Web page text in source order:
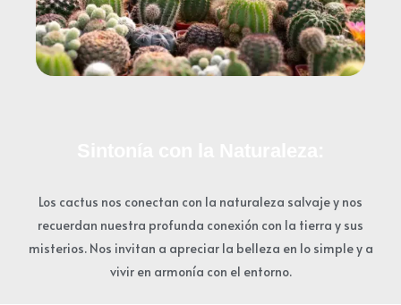
Los cactus nos conectan con la naturaleza salvaje y nos
recuerdan nuestra profunda conexión con la tierra y sus
misterios. Nos invitan a apreciar la belleza en lo simple y a
vivir en armonía con el entorno.